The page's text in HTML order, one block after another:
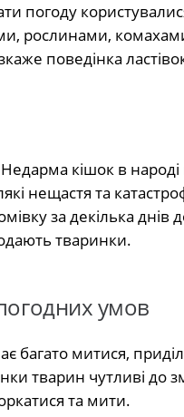
погоду
рослинами,
поведінка
кішок в
нещастя та
за декілька днів
тваринки.
умов
митися,
тварин чутливі до
та мити.